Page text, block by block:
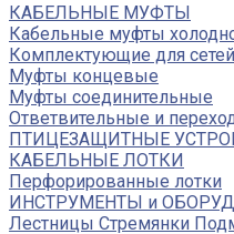
КАБЕЛЬНЫЕ МУФТЫ
Кабельные муфты
Комплектующие для
Муфты концевые
Муфты соединительные
Ответвительные и
ПТИЦЕЗАЩИТНЫЕ
КАБЕЛЬНЫЕ ЛОТКИ
Перфорированные лотки
ИНСТРУМЕНТЫ и
Лестницы Стремянки